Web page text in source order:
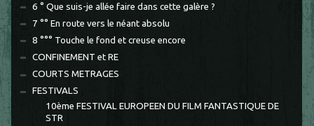
6 ° Que suis-je allée faire dans cette galère ?
7 °° En route vers le néant absolu
8 °°° Touche le fond et creuse encore
CONFINEMENT et RE
COURTS METRAGES
FESTIVALS
10ème FESTIVAL EUROPEEN DU FILM FANTASTIQUE DE
STR